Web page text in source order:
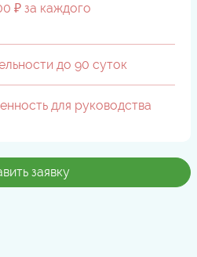
₽ за каждого
до 90 суток
для руководства
заявку